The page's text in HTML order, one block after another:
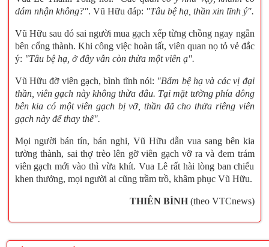
dám nhận không?". Vũ Hữu đáp: "Tâu bệ hạ, thần xin lĩnh ý".
Vũ Hữu sau đó sai người mua gạch xếp từng chồng ngay ngắn
bên cổng thành. Khi công việc hoàn tất, viên quan nọ tỏ vẻ đắc
ý: "Tâu bệ hạ, ở đây vẫn còn thừa một viên ạ".
Vũ Hữu đỡ viên gạch, bình tĩnh nói: "Bẩm bệ hạ và các vị đại
thần, viên gạch này không thừa đâu. Tại mặt tường phía đông
bên kia có một viên gạch bị vỡ, thần đã cho thửa riêng viên
gạch này để thay thế".
Mọi người bán tín, bán nghi, Vũ Hữu dẫn vua sang bên kia
tường thành, sai thợ trèo lên gỡ viên gạch vỡ ra và đem trám
viên gạch mới vào thì vừa khít. Vua Lê rất hài lòng ban chiếu
khen thưởng, mọi người ai cũng trầm trồ, khâm phục Vũ Hữu.
THIÊN BÌNH(theo VTCnews)